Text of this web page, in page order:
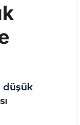
düşük